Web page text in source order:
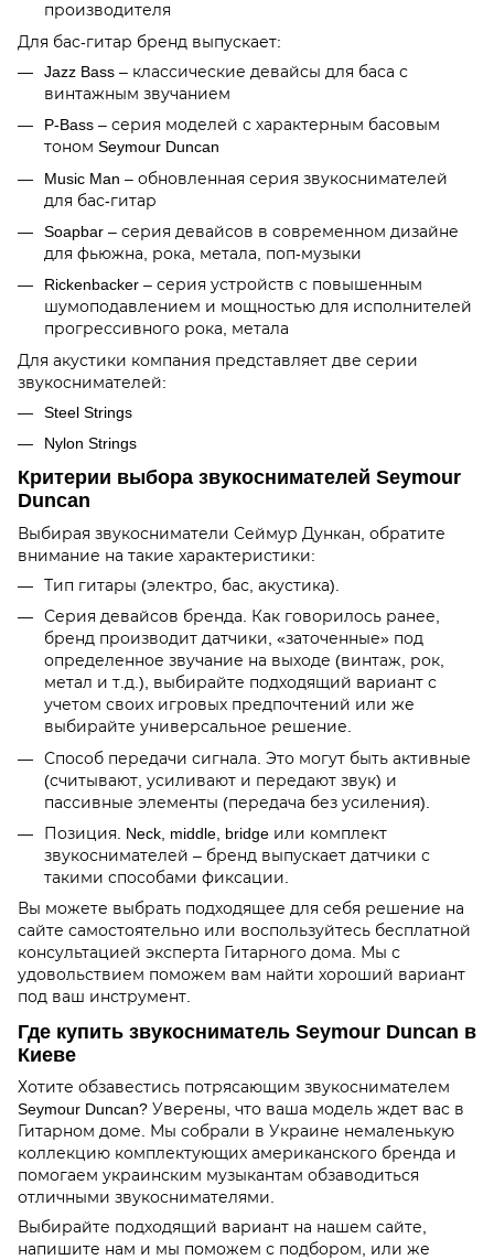
производителя
Для бас-гитар бренд выпускает:
Jazz Bass – классические девайсы для баса с
винтажным звучанием
P-Bass – серия моделей с характерным басовым
тоном Seymour Duncan
Music Man – обновленная серия звукоснимателей
для бас-гитар
Soapbar – серия девайсов в современном дизайне
для фьюжна, рока, метала, поп-музыки
Rickenbacker – серия устройств с повышенным
шумоподавлением и мощностью для исполнителей
прогрессивного рока, метала
Для акустики компания представляет две серии
звукоснимателей:
Steel Strings
Nylon Strings
Критерии выбора звукоснимателей Seymour
Duncan
Выбирая звукосниматели Сеймур Дункан, обратите
внимание на такие характеристики:
Тип гитары (электро, бас, акустика).
Серия девайсов бренда. Как говорилось ранее,
бренд производит датчики, «заточенные» под
определенное звучание на выходе (винтаж, рок,
метал и т.д.), выбирайте подходящий вариант с
учетом своих игровых предпочтений или же
выбирайте универсальное решение.
Способ передачи сигнала. Это могут быть активные
(считывают, усиливают и передают звук) и
пассивные элементы (передача без усиления).
Позиция. Neck, middle, bridge или комплект
звукоснимателей – бренд выпускает датчики с
такими способами фиксации.
Вы можете выбрать подходящее для себя решение на
сайте самостоятельно или воспользуйтесь бесплатной
консультацией эксперта Гитарного дома. Мы с
удовольствием поможем вам найти хороший вариант
под ваш инструмент.
Где купить звукосниматель Seymour Duncan в
Киеве
Хотите обзавестись потрясающим звукоснимателем
Seymour Duncan? Уверены, что ваша модель ждет вас в
Гитарном доме. Мы собрали в Украине немаленькую
коллекцию комплектующих американского бренда и
помогаем украинским музыкантам обзаводиться
отличными звукоснимателями.
Выбирайте подходящий вариант на нашем сайте,
напишите нам и мы поможем с подбором, или же